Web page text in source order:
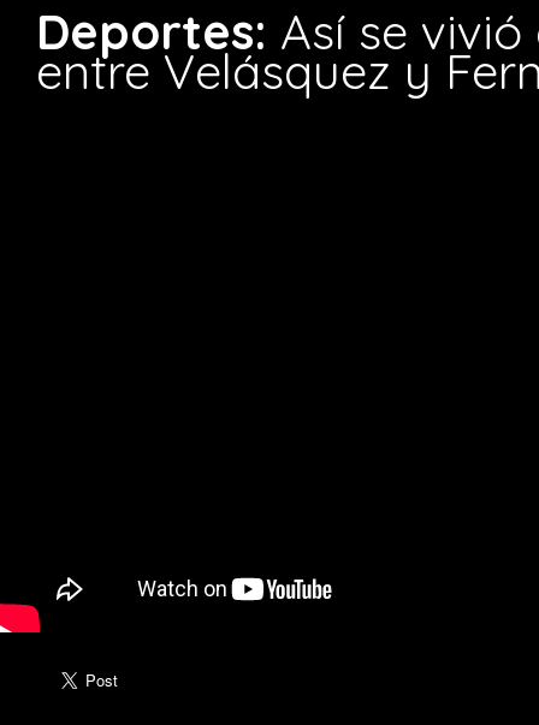
Deportes: Así se
entre Velásquez y